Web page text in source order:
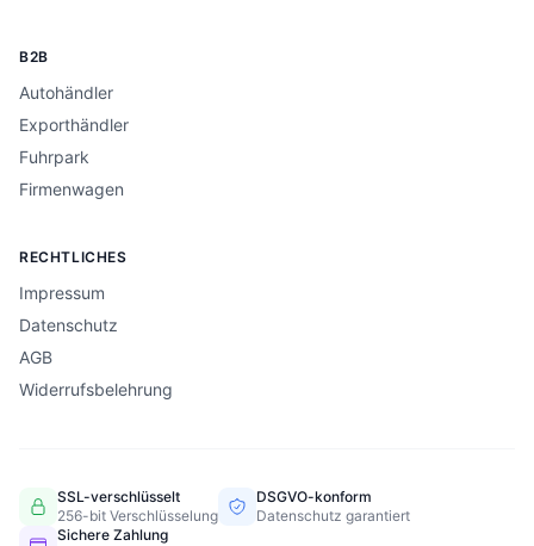
B2B
Autohändler
Exporthändler
Fuhrpark
Firmenwagen
RECHTLICHES
Impressum
Datenschutz
AGB
Widerrufsbelehrung
SSL-verschlüsselt
256-bit Verschlüsselung
DSGVO-konform
Datenschutz garantiert
Sichere Zahlung